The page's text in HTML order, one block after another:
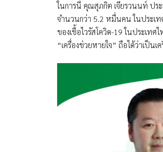
ในการนี้ คุณสุภกิต เจียรวนนท์ ปร
จำนวนกว่า 5.2 หมื่นคน ในประเ
ของเชื้อไวรัสโควิด-19 ในประเท
“เครื่องช่วยหายใจ” ถือได้ว่าเป็